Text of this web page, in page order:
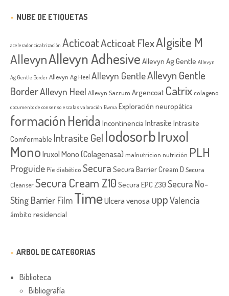
NUBE DE ETIQUETAS
acelerador cicatrización ActicoatActicoat FlexAlgisite M
AllevynAllevyn Adhesive Allevyn Ag Gentle Allevyn
Ag Gentle Border Allevyn Ag Heel Allevyn GentleAllevyn Gentle
BorderAllevyn Heel Allevyn Sacrum Argencoat Catrix colageno
documento de consenso escalas valoración Ewma Exploración neuropática
formaciónHerida Incontinencia Intrasite Intrasite
Comformable Intrasite Gel IodosorbIruxol
MonoIruxol Mono (Colagenasa) malnutricion nutrición PLH
Proguide Píe diabético Secura Secura Barrier Cream D Secura
CleanserSecura Cream Z10 Secura EPC Z30 Secura No-
Sting Barrier FilmTimeUlcera venosa uppValencia
ámbito residencial
ARBOL DE CATEGORIAS
Biblioteca
Bibliografía